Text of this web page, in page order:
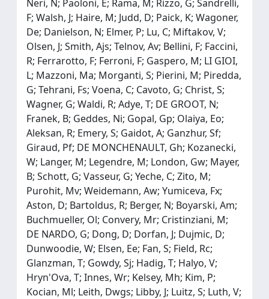
Neri, N; Paoloni, E; Rama, M; Rizzo, G; Sandrelli,
F; Walsh, J; Haire, M; Judd, D; Paick, K; Wagoner,
De; Danielson, N; Elmer, P; Lu, C; Miftakov, V;
Olsen, J; Smith, Ajs; Telnov, Av; Bellini, F; Faccini,
R; Ferrarotto, F; Ferroni, F; Gaspero, M; LI GIOI,
L; Mazzoni, Ma; Morganti, S; Pierini, M; Piredda,
G; Tehrani, Fs; Voena, C; Cavoto, G; Christ, S;
Wagner, G; Waldi, R; Adye, T; DE GROOT, N;
Franek, B; Geddes, Ni; Gopal, Gp; Olaiya, Eo;
Aleksan, R; Emery, S; Gaidot, A; Ganzhur, Sf;
Giraud, Pf; DE MONCHENAULT, Gh; Kozanecki,
W; Langer, M; Legendre, M; London, Gw; Mayer,
B; Schott, G; Vasseur, G; Yeche, C; Zito, M;
Purohit, Mv; Weidemann, Aw; Yumiceva, Fx;
Aston, D; Bartoldus, R; Berger, N; Boyarski, Am;
Buchmueller, Ol; Convery, Mr; Cristinziani, M;
DE NARDO, G; Dong, D; Dorfan, J; Dujmic, D;
Dunwoodie, W; Elsen, Ee; Fan, S; Field, Rc;
Glanzman, T; Gowdy, Sj; Hadig, T; Halyo, V;
Hryn'Ova, T; Innes, Wr; Kelsey, Mh; Kim, P;
Kocian, Ml; Leith, Dwgs; Libby, J; Luitz, S; Luth, V;